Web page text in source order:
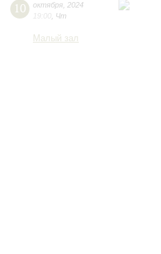
10 октября 2024
19:00 Чт
Малый зал